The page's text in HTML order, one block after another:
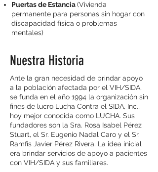
Puertas de Estancia(Vivienda
permanente para personas sin hogar con
discapacidad física o problemas
mentales)
Nuestra Historia
Ante la gran necesidad de brindar apoyo
a la población afectada por el VIH/SIDA,
se funda en el año 1994 la organización sin
fines de lucro Lucha Contra el SIDA, Inc.,
hoy mejor conocida como LUCHA. Sus
fundadores son la Sra. Rosa Isabel Pérez
Stuart, el Sr. Eugenio Nadal Caro y el Sr.
Ramfis Javier Pérez Rivera. La idea inicial
era brindar servicios de apoyo a pacientes
con VIH/SIDA y sus familiares.